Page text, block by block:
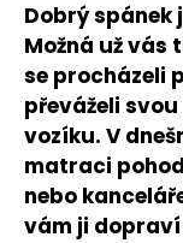
Dobrý spánek
Možná už vás
se procházeli
převáželi
vozíku. V
matraci
nebo
vám ji